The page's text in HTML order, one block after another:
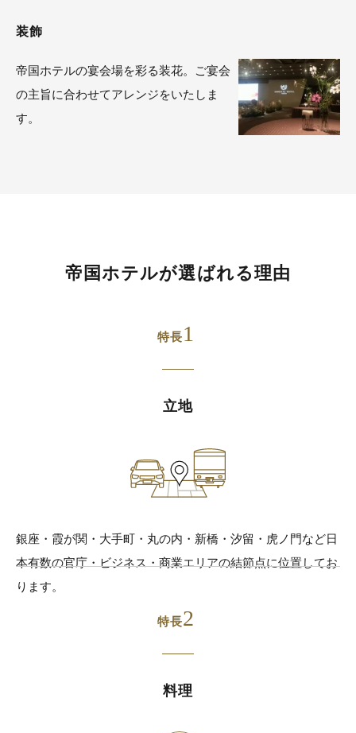
装飾
帝国ホテルの宴会場を彩る装花。ご宴会
の主旨に合わせてアレンジをいたしま
す。
帝国ホテルが選ばれる理由
特長1
立地
銀座・霞が関・大手町・丸の内・新橋・汐留・虎ノ門など日
本有数の官庁・ビジネス・商業エリアの結節点に位置してお
ります。
特長2
料理